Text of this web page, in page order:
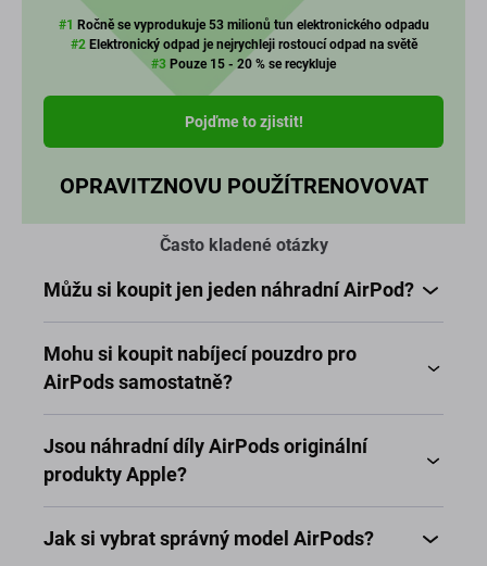
#1 Ročně se vyprodukuje 53 milionů tun elektronického odpadu
#2Elektronický odpad je nejrychleji rostoucí odpad na světě
#3 Pouze 15 - 20 % se recykluje
Pojďme to zjistit!
OPRAVITZNOVU POUŽÍTRENOVOVAT
Často kladené otázky
Můžu si koupit jen jeden náhradní AirPod?
Mohu si koupit nabíjecí pouzdro pro
AirPods samostatně?
Jsou náhradní díly AirPods originální
produkty Apple?
Jak si vybrat správný model AirPods?